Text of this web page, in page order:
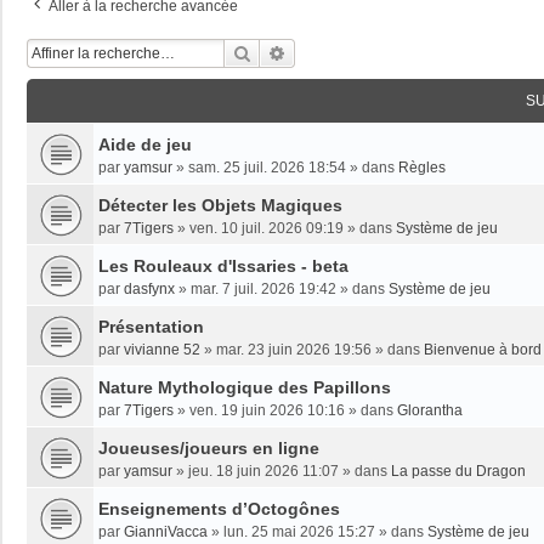
Aller à la recherche avancée
Rechercher
Aide de jeu
par yamsur » sam. 25 juil. 2026 18:54 » dans Règles
Détecter les Objets Magiques
par 7Tigers » ven. 10 juil. 2026 09:19 » dans Système de jeu
Les Rouleaux d'Issaries - beta
par dasfynx » mar. 7 juil. 2026 19:42 » dans Système de jeu
Présentation
par vivianne 52 » mar. 23 juin 2026 19:56 » dans Bienvenue à bord
Nature Mythologique des Papillons
par 7Tigers » ven. 19 juin 2026 10:16 » dans Glorantha
Joueuses/joueurs en ligne
par yamsur » jeu. 18 juin 2026 11:07 » dans La passe du Dragon
Enseignements dʼOctogônes
par GianniVacca » lun. 25 mai 2026 15:27 » dans Système de jeu